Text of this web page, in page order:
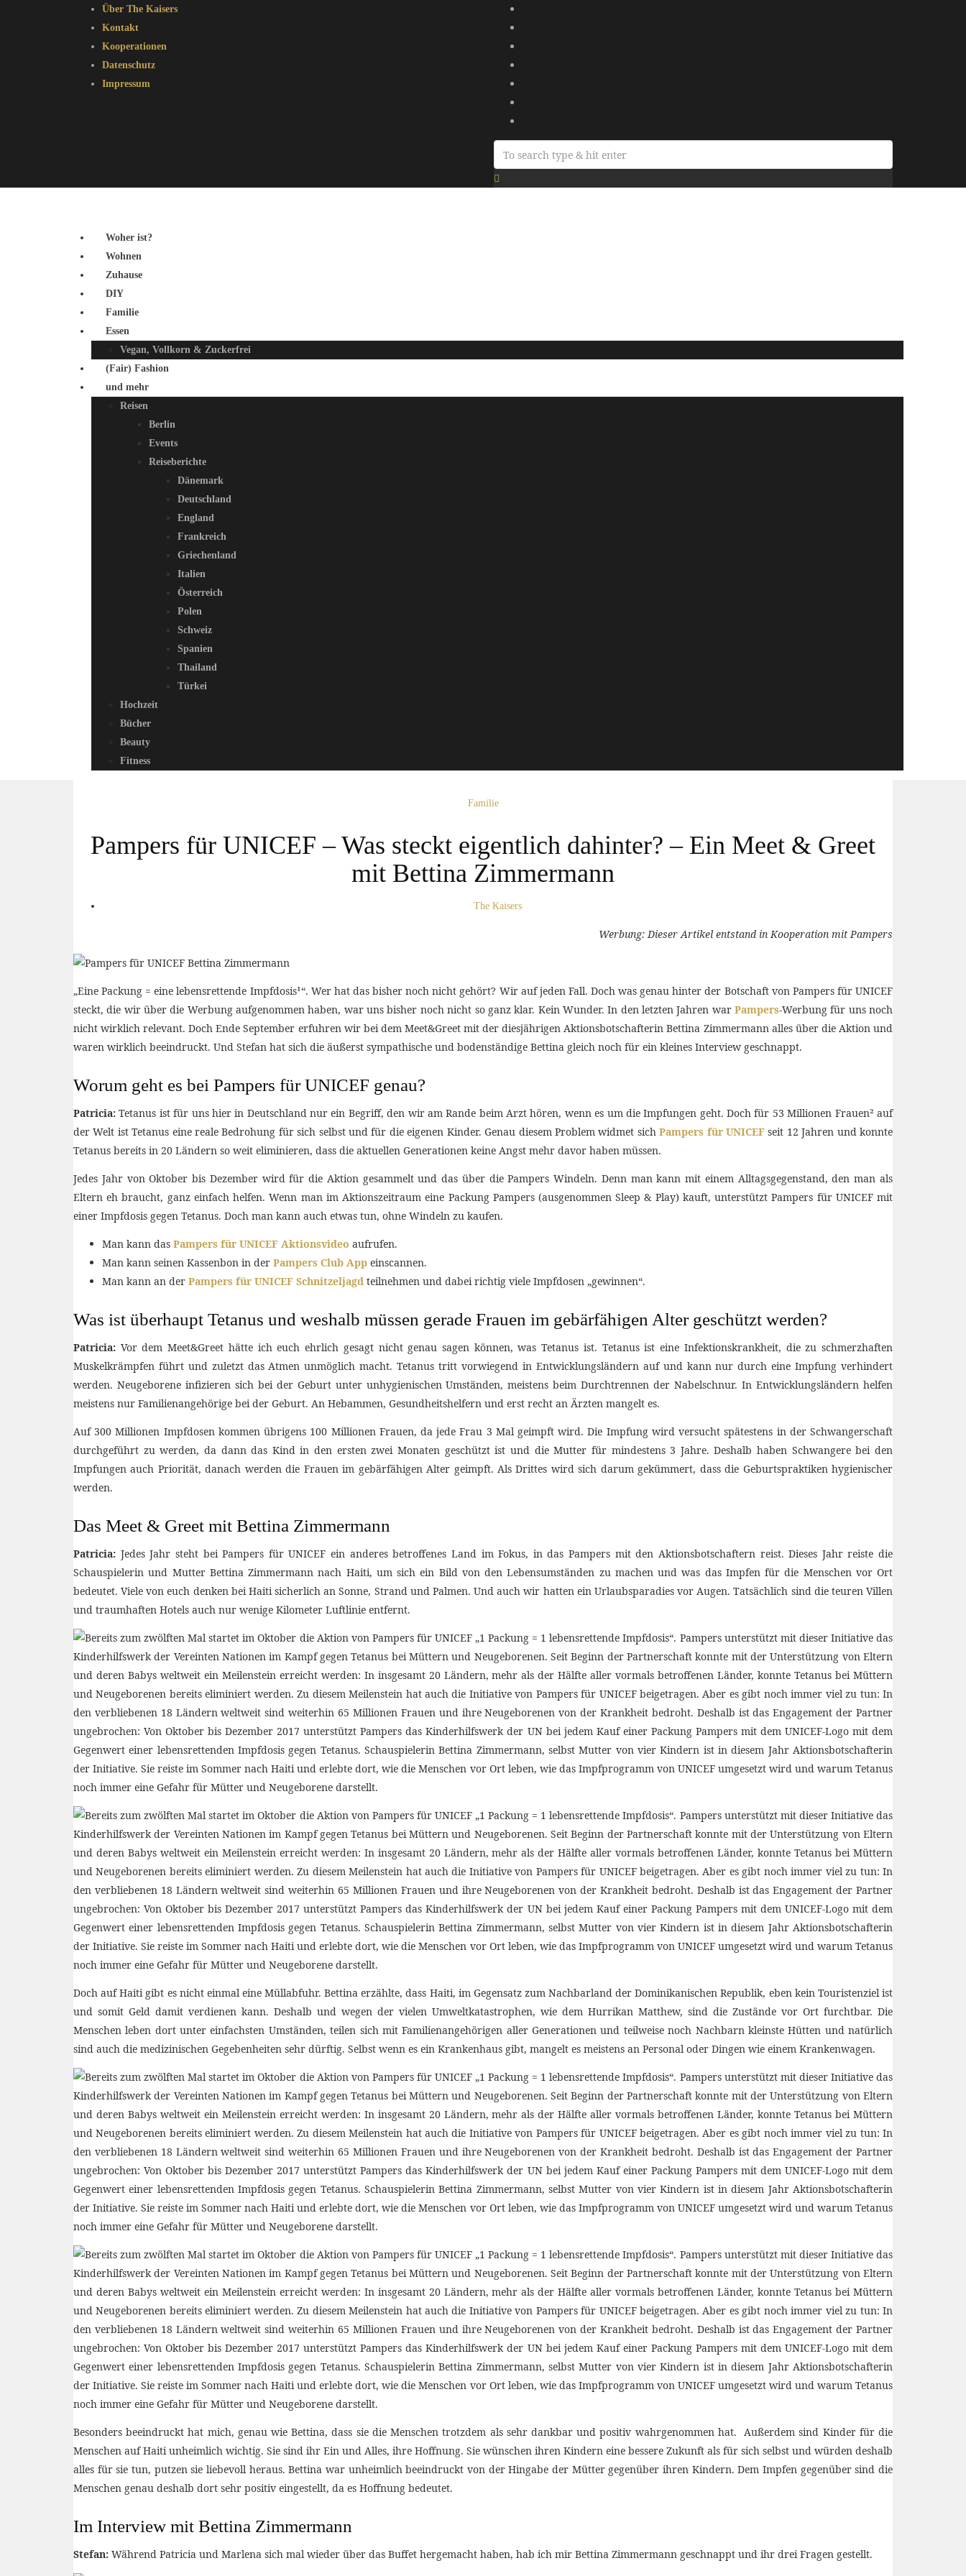
Über The Kaisers
Kontakt
Kooperationen
Datenschutz
Impressum
Woher ist?
Wohnen
Zuhause
DIY
Familie
Essen
Vegan, Vollkorn & Zuckerfrei
(Fair) Fashion
und mehr
Reisen
Berlin
Events
Reiseberichte
Dänemark
Deutschland
England
Frankreich
Griechenland
Italien
Österreich
Polen
Schweiz
Spanien
Thailand
Türkei
Hochzeit
Bücher
Beauty
Fitness
Familie
Pampers für UNICEF – Was steckt eigentlich dahinter? – Ein Meet & Greet
mit Bettina Zimmermann
The Kaisers
Werbung: Dieser Artikel entstand in Kooperation mit Pampers
„Eine Packung = eine lebensrettende Impfdosis¹“. Wer hat das bisher noch nicht gehört? Wir auf jeden Fall. Doch was genau hinter der Botschaft von Pampers für UNICEF
steckt, die wir über die Werbung aufgenommen haben, war uns bisher noch nicht so ganz klar. Kein Wunder. In den letzten Jahren war Pampers-Werbung für uns noch
nicht wirklich relevant. Doch Ende September erfuhren wir bei dem Meet&Greet mit der diesjährigen Aktionsbotschafterin Bettina Zimmermann alles über die Aktion und
waren wirklich beeindruckt. Und Stefan hat sich die äußerst sympathische und bodenständige Bettina gleich noch für ein kleines Interview geschnappt.
Worum geht es bei Pampers für UNICEF genau?
Patricia: Tetanus ist für uns hier in Deutschland nur ein Begriff, den wir am Rande beim Arzt hören, wenn es um die Impfungen geht. Doch für 53 Millionen Frauen² auf
der Welt ist Tetanus eine reale Bedrohung für sich selbst und für die eigenen Kinder. Genau diesem Problem widmet sichPampers für UNICEFseit 12 Jahren und konnte
Tetanus bereits in 20 Ländern so weit eliminieren, dass die aktuellen Generationen keine Angst mehr davor haben müssen.
Jedes Jahr von Oktober bis Dezember wird für die Aktion gesammelt und das über die Pampers Windeln. Denn man kann mit einem Alltagsgegenstand, den man als
Eltern eh braucht, ganz einfach helfen. Wenn man im Aktionszeitraum eine Packung Pampers (ausgenommen Sleep & Play) kauft, unterstützt Pampers für UNICEF mit
einer Impfdosis gegen Tetanus. Doch man kann auch etwas tun, ohne Windeln zu kaufen.
Man kann das Pampers für UNICEF Aktionsvideo aufrufen.
Man kann seinen Kassenbon in der Pampers Club App einscannen.
Man kann an der Pampers für UNICEF Schnitzeljagd teilnehmen und dabei richtig viele Impfdosen „gewinnen“.
Was ist überhaupt Tetanus und weshalb müssen gerade Frauen im gebärfähigen Alter geschützt werden?
Patricia: Vor dem Meet&Greet hätte ich euch ehrlich gesagt nicht genau sagen können, was Tetanus ist. Tetanus ist eine Infektionskrankheit, die zu schmerzhaften
Muskelkrämpfen führt und zuletzt das Atmen unmöglich macht. Tetanus tritt vorwiegend in Entwicklungsländern auf und kann nur durch eine Impfung verhindert
werden. Neugeborene infizieren sich bei der Geburt unter unhygienischen Umständen, meistens beim Durchtrennen der Nabelschnur. In Entwicklungsländern helfen
meistens nur Familienangehörige bei der Geburt. An Hebammen, Gesundheitshelfern und erst recht an Ärzten mangelt es.
Auf 300 Millionen Impfdosen kommen übrigens 100 Millionen Frauen, da jede Frau 3 Mal geimpft wird. Die Impfung wird versucht spätestens in der Schwangerschaft
durchgeführt zu werden, da dann das Kind in den ersten zwei Monaten geschützt ist und die Mutter für mindestens 3 Jahre. Deshalb haben Schwangere bei den
Impfungen auch Priorität, danach werden die Frauen im gebärfähigen Alter geimpft. Als Drittes wird sich darum gekümmert, dass die Geburtspraktiken hygienischer
werden.
Das Meet & Greet mit Bettina Zimmermann
Patricia: Jedes Jahr steht bei Pampers für UNICEF ein anderes betroffenes Land im Fokus, in das Pampers mit den Aktionsbotschaftern reist. Dieses Jahr reiste die
Schauspielerin und Mutter Bettina Zimmermann nach Haiti, um sich ein Bild von den Lebensumständen zu machen und was das Impfen für die Menschen vor Ort
bedeutet. Viele von euch denken bei Haiti sicherlich an Sonne, Strand und Palmen. Und auch wir hatten ein Urlaubsparadies vor Augen. Tatsächlich sind die teuren Villen
und traumhaften Hotels auch nur wenige Kilometer Luftlinie entfernt.
Doch auf Haiti gibt es nicht einmal eine Müllabfuhr. Bettina erzählte, dass Haiti, im Gegensatz zum Nachbarland der Dominikanischen Republik, eben kein Touristenziel ist
und somit Geld damit verdienen kann. Deshalb und wegen der vielen Umweltkatastrophen, wie dem Hurrikan Matthew, sind die Zustände vor Ort furchtbar. Die
Menschen leben dort unter einfachsten Umständen, teilen sich mit Familienangehörigen aller Generationen und teilweise noch Nachbarn kleinste Hütten und natürlich
sind auch die medizinischen Gegebenheiten sehr dürftig. Selbst wenn es ein Krankenhaus gibt, mangelt es meistens an Personal oder Dingen wie einem Krankenwagen.
Besonders beeindruckt hat mich, genau wie Bettina, dass sie die Menschen trotzdem als sehr dankbar und positiv wahrgenommen hat. Außerdem sind Kinder für die
Menschen auf Haiti unheimlich wichtig. Sie sind ihr Ein und Alles, ihre Hoffnung. Sie wünschen ihren Kindern eine bessere Zukunft als für sich selbst und würden deshalb
alles für sie tun, putzen sie liebevoll heraus. Bettina war unheimlich beeindruckt von der Hingabe der Mütter gegenüber ihren Kindern. Dem Impfen gegenüber sind die
Menschen genau deshalb dort sehr positiv eingestellt, da es Hoffnung bedeutet.
Im Interview mit Bettina Zimmermann
Stefan: Während Patricia und Marlena sich mal wieder über das Buffet hergemacht haben, hab ich mir Bettina Zimmermann geschnappt und ihr drei Fragen gestellt.